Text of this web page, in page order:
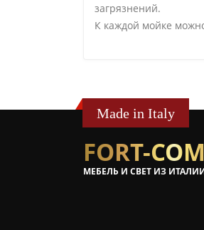
загрязнений.
К каждой мойке
Made in Italy
FORT-COM
МЕБЕЛЬ И СВЕТ ИЗ